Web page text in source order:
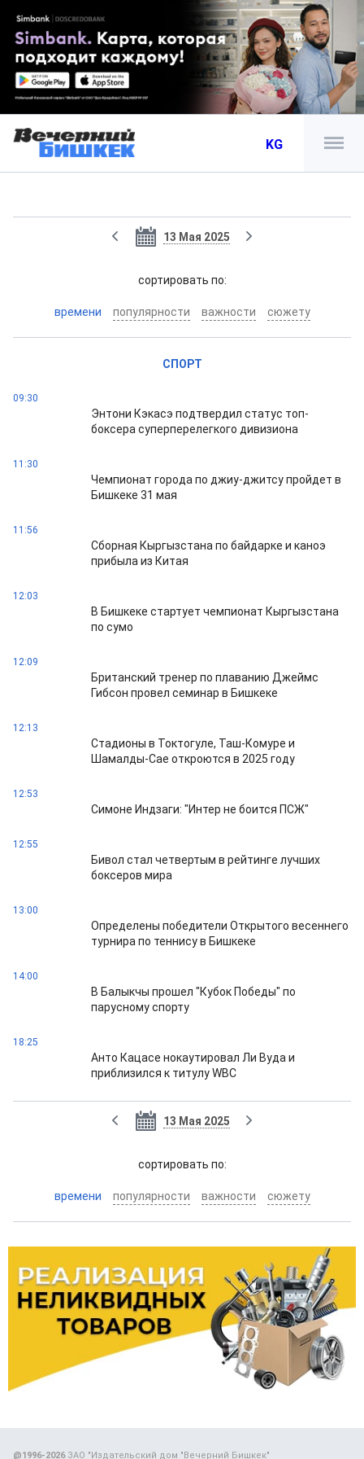
KG
13 Мая 2025
cортировать по:
времени популярности важности сюжету
СПОРТ
09:30
Энтони Кэкасэ подтвердил статус топ-
боксера суперперелегкого дивизиона
11:30
Чемпионат города по джиу-джитсу пройдет в
Бишкеке 31 мая
11:56
Сборная Кыргызстана по байдарке и каноэ
прибыла из Китая
12:03
В Бишкеке стартует чемпионат Кыргызстана
по сумо
12:09
Британский тренер по плаванию Джеймс
Гибсон провел семинар в Бишкеке
12:13
Стадионы в Токтогуле, Таш-Комуре и
Шамалды-Сае откроются в 2025 году
12:53
Симоне Индзаги: "Интер не боится ПСЖ"
12:55
Бивол стал четвертым в рейтинге лучших
боксеров мира
13:00
Определены победители Открытого весеннего
турнира по теннису в Бишкеке
14:00
В Балыкчы прошел "Кубок Победы" по
парусному спорту
18:25
Анто Кацасе нокаутировал Ли Вуда и
приблизился к титулу WBC
13 Мая 2025
cортировать по:
времени популярности важности сюжету
@1996-2026ЗАО "Издательский дом "Вечерний Бишкек"